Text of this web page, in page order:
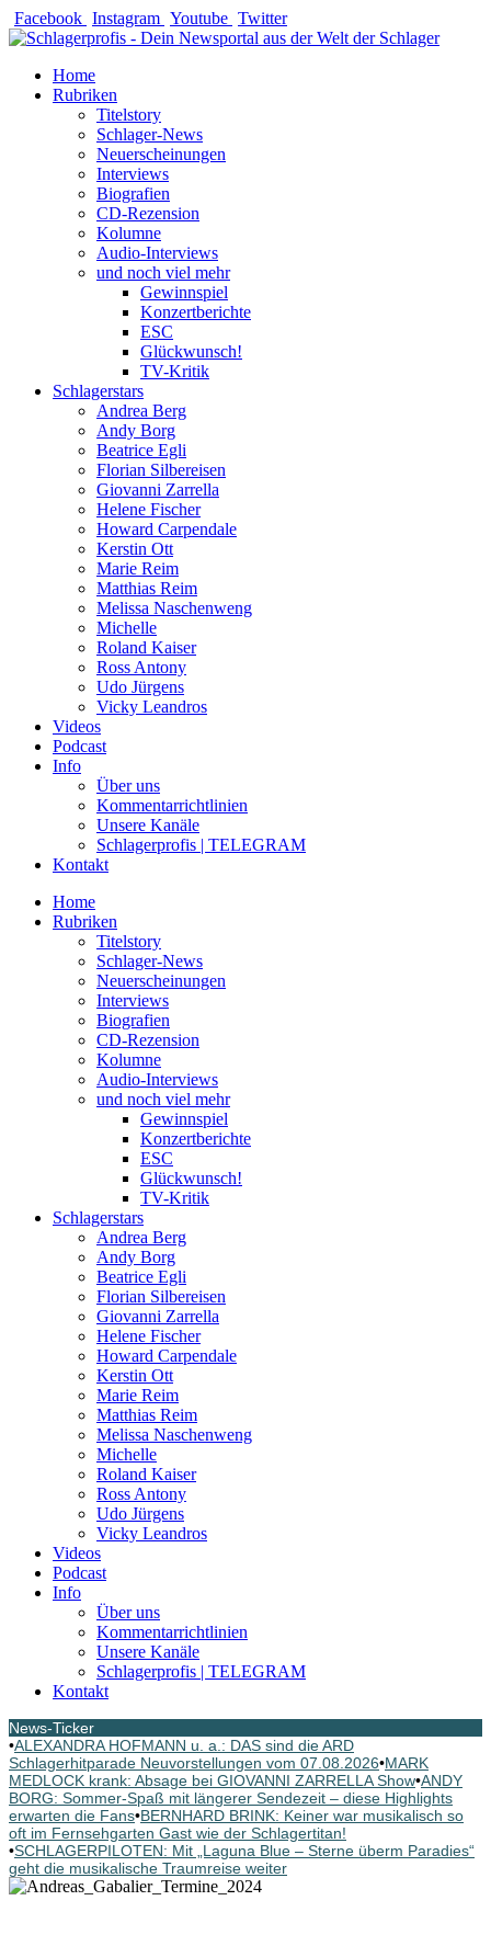
Zum
Inhalt
Facebook Instagram Youtube Twitter
Home
Rubriken
Titelstory
Schlager-News
Neuerscheinungen
Interviews
Biografien
CD-Rezension
Kolumne
Audio-Interviews
und noch viel mehr
Gewinnspiel
Konzertberichte
ESC
Glückwunsch!
TV-Kritik
Schlagerstars
Andrea Berg
Andy Borg
Beatrice Egli
Florian Silbereisen
Giovanni Zarrella
Helene Fischer
Howard Carpendale
Kerstin Ott
Marie Reim
Matthias Reim
Melissa Naschenweng
Michelle
Roland Kaiser
Ross Antony
Udo Jürgens
Vicky Leandros
Videos
Podcast
Info
Über uns
Kommentarrichtlinien
Unsere Kanäle
Schlagerprofis | TELEGRAM
Kontakt
Home
Rubriken
Titelstory
Schlager-News
Neuerscheinungen
Interviews
Biografien
CD-Rezension
Kolumne
Audio-Interviews
und noch viel mehr
Gewinnspiel
Konzertberichte
ESC
Glückwunsch!
TV-Kritik
Schlagerstars
Andrea Berg
Andy Borg
Beatrice Egli
Florian Silbereisen
Giovanni Zarrella
Helene Fischer
Howard Carpendale
Kerstin Ott
Marie Reim
Matthias Reim
Melissa Naschenweng
Michelle
Roland Kaiser
Ross Antony
Udo Jürgens
Vicky Leandros
Videos
Podcast
Info
Über uns
Kommentarrichtlinien
Unsere Kanäle
Schlagerprofis | TELEGRAM
Kontakt
News-Ticker
•ALEXANDRA HOFMANN u. a.: DAS sind die ARD
Schlagerhitparade Neuvorstellungen vom 07.08.2026•MARK
MEDLOCK krank: Absage bei GIOVANNI ZARRELLA Show•ANDY
BORG: Sommer-Spaß mit längerer Sendezeit – diese Highlights
erwarten die Fans•BERNHARD BRINK: Keiner war musikalisch so
oft im Fernsehgarten Gast wie der Schlagertitan!
•SCHLAGERPILOTEN: Mit „Laguna Blue – Sterne überm Paradies“
geht die musikalische Traumreise weiter